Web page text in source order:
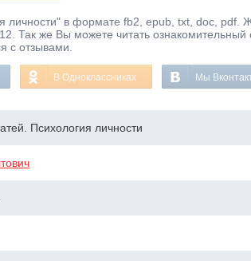
личности" в формате fb2, epub, txt, doc, pdf.
Так же Вы можете читать ознакомительный
с отзывами.
В Одноклассниках Мы
Психология личности